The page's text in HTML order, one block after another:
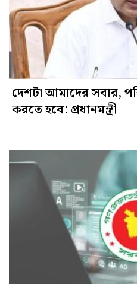
দেশটা আমাদের সবার,
করতে হবে: প্রধানমন্ত্রী